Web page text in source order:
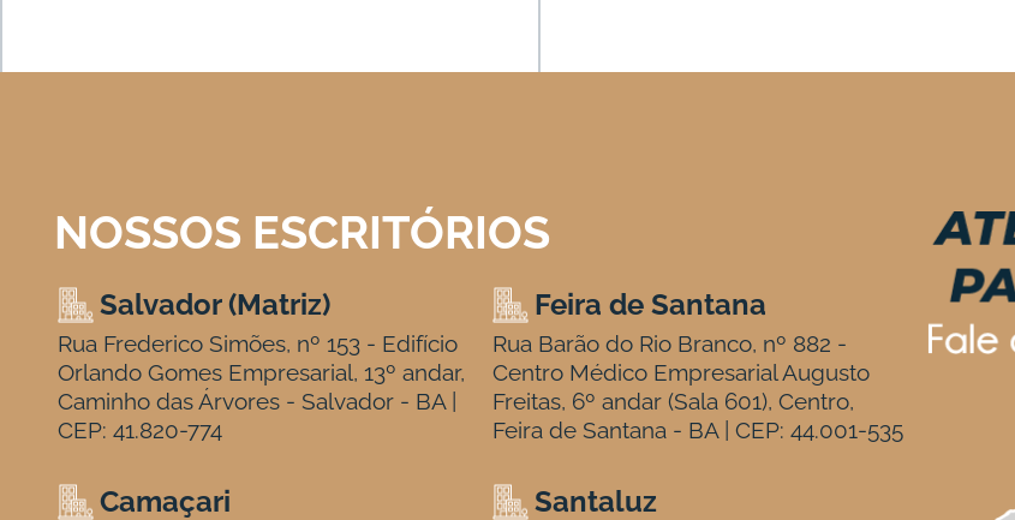
NOSSOS ESCRITÓRIOS
Salvador (Matriz)
Rua Frederico Simões, nº 153 - Edifício
Orlando Gomes Empresarial, 13º andar,
Caminho das Árvores - Salvador - BA |
CEP: 41.820-774
Feira de Santana
Rua Barão do Rio Branco, nº 882 -
Centro Médico Empresarial Augusto
Freitas, 6º andar (Sala 601), Centro,
Feira de Santana - BA | CEP: 44.001-535
Camaçari Santaluz